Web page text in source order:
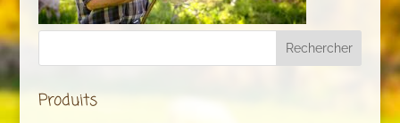
Produits